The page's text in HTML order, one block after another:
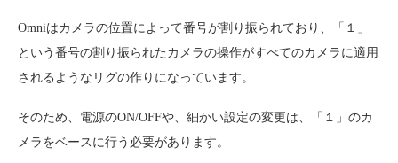
Omniはカメラの位置によって番号が割り振られており、「１」
という番号の割り振られたカメラの操作がすべてのカメラに適用
されるようなリグの作りになっています。
そのため、電源のON/OFFや、細かい設定の変更は、「１」のカ
メラをベースに行う必要があります。